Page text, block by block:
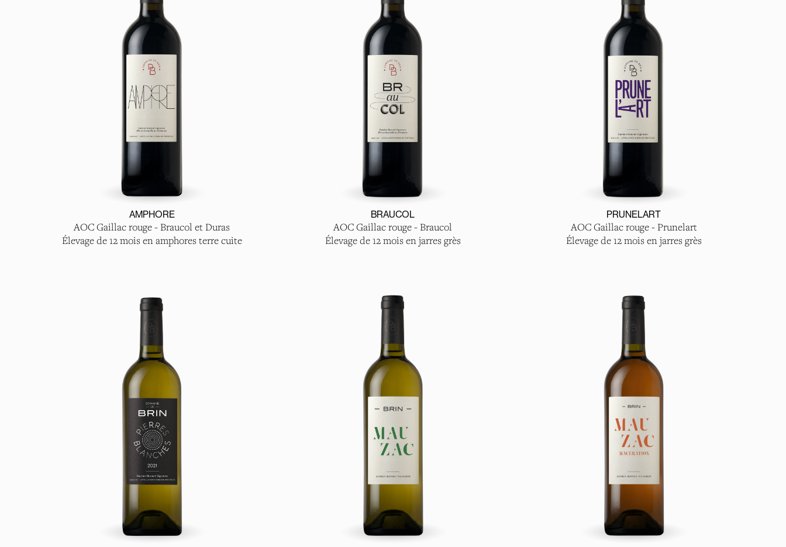
AMPHORE
AOC Gaillac rouge - Braucol et Duras
Élevage de 12 mois en amphores terre cuite
BRAUCOL
AOC Gaillac rouge - Braucol
Élevage de 12 mois en jarres grès
PRUNELART
AOC Gaillac rouge - Prunelart
Élevage de 12 mois en jarres grès